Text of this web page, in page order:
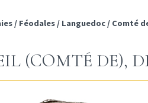
/ Féodales / Languedoc / Comté
(COMTÉ DE),